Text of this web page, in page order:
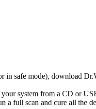
in safe mode), download
system from a CD or
full scan and cure all the